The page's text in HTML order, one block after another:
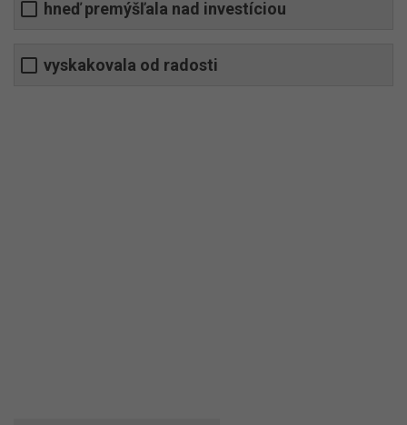
hneď premýšľala nad investíciou
vyskakovala od radosti